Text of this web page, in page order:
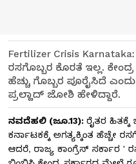
Fertilizer Crisis
ರಸಗೊಬ್ಬರ ಕೊರತೆ ಇಲ್ಲ.
ಹೆಚ್ಚು ಗೊಬ್ಬರ ಪೂರೈಸಿದೆ
ಪ್ರಲ್ಹಾದ್ ಜೋಶಿ ಹೇಳಿದ್ದಾರೆ.
ನವದೆಹಲಿ (ಜೂ.13): ರೈತರ ಹಿತಕ್ಕೆ
ಕರ್ನಾಟಕಕ್ಕೆ ಅಗತ್ಯಕ್ಕಿಂತ ಹೆಚ್ಚೇ
ಆದರೆ, ರಾಜ್ಯ ಕಾಂಗ್ರೆಸ್‌ ಸರ್ಕಾರ